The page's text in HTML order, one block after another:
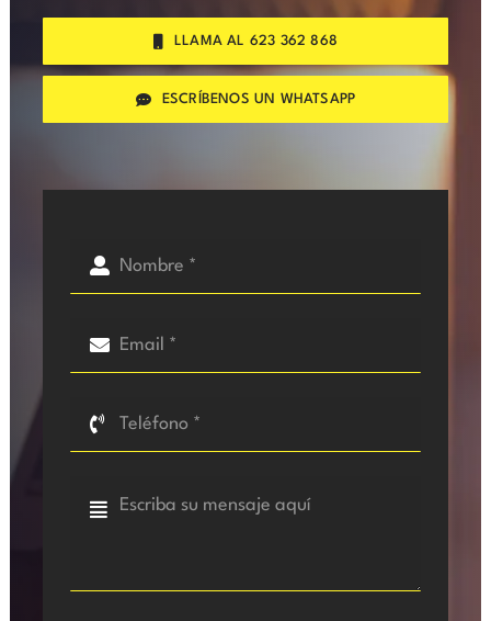
LLAMA AL 623 362 868
ESCRÍBENOS UN WHATSAPP